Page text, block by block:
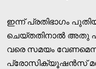
ഇന്ന് പ്രതിഭാഗം
ചെയ്തതിനാൽ അതു
വരെ സമയം
പ്രോസിക്യൂഷൻസ്